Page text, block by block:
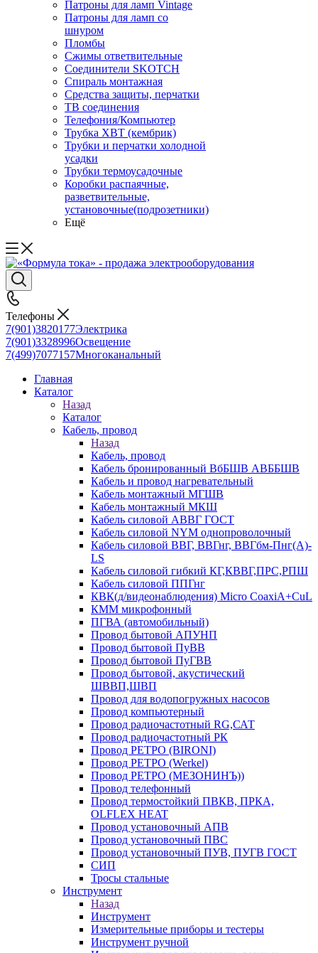
Патроны для ламп Vintage
Патроны для ламп со
шнуром
Пломбы
Сжимы ответвительные
Соединители SKOTCH
Спираль монтажная
Средства защиты, перчатки
ТВ соединения
Телефония/Компьютер
Трубка ХВТ (кембрик)
Трубки и перчатки холодной
усадки
Трубки термоусадочные
Коробки распаячные,
разветвительные,
установочные(подрозетники)
Ещё
Телефоны
7(901)3820177Электрика
7(901)3328996Освещение
7(499)7077157Многоканальный
Главная
Каталог
Назад
Каталог
Кабель, провод
Назад
Кабель, провод
Кабель бронированный ВбБШВ АВББШВ
Кабель и провод нагревательный
Кабель монтажный МГШВ
Кабель монтажный МКШ
Кабель силовой АВВГ ГОСТ
Кабель силовой NYM однопроволочный
Кабель силовой ВВГ, ВВГнг, ВВГбм-Пнг(А)-
LS
Кабель силовой гибкий КГ,КВВГ,ПРС,РПШ
Кабель силовой ППГнг
КВК(д/видеонаблюдения) Micro CoaxiA+CuL
КММ микрофонный
ПГВА (автомобильный)
Провод бытовой АПУНП
Провод бытовой ПуВВ
Провод бытовой ПуГВВ
Провод бытовой, акустический
ШВВП,ШВП
Провод для водопогружных насосов
Провод компьютерный
Провод радиочастотный RG,САТ
Провод радиочастотный РК
Провод РЕТРО (BIRONI)
Провод РЕТРО (Werkel)
Провод РЕТРО (МЕЗОНИНЪ))
Провод телефонный
Провод термостойкий ПВКВ, ПРКА,
OLFLEX HEAT
Провод установочный АПВ
Провод установочный ПВС
Провод установочный ПУВ, ПУГВ ГОСТ
СИП
Тросы стальные
Инструмент
Назад
Инструмент
Измерительные приборы и тестеры
Инструмент ручной